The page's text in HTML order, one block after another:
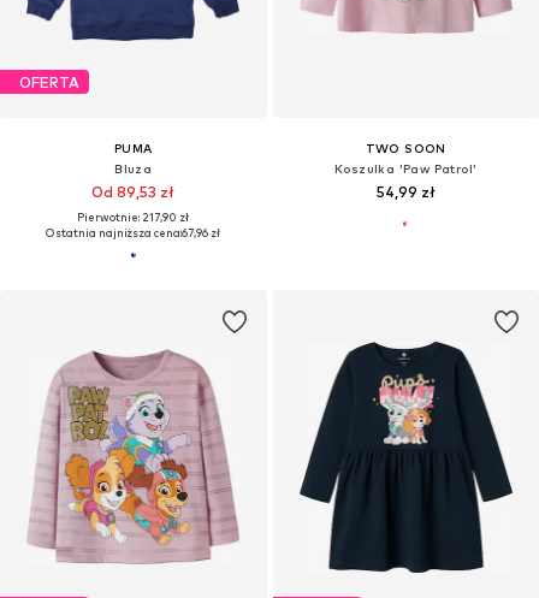
OFERTA
PUMA
Bluza
Od 89,53 zł
Pierwotnie: 217,90 zł
Ostatnia najniższa cena:67,96 zł
TWO SOON
Koszulka 'Paw Patrol'
54,99 zł